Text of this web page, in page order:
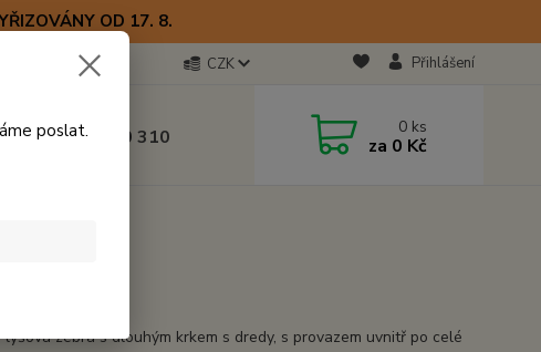
OD 17. 8.
CZK Přihlášení
(+420) 723 770 310 0 ks
za 0 Kč
zebra s dlouhým krkem s dredy, s provazem uvnitř po celé
poslat.